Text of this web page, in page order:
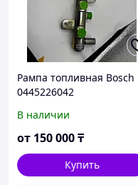
Рампа топливная Bosch
0445226042
В наличии
от 150 000₸
Купить